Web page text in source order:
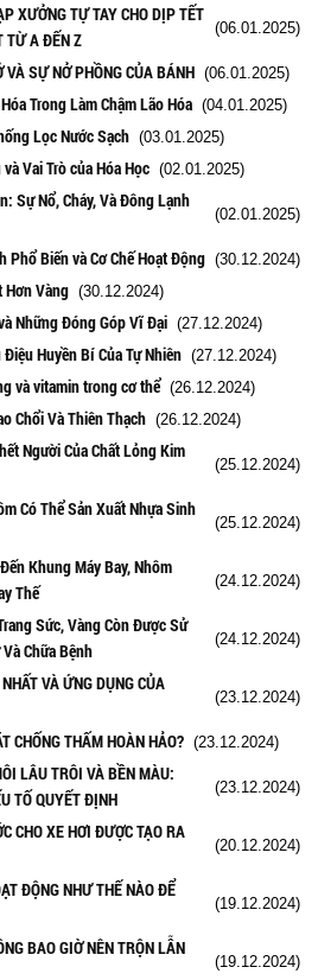
XƯỞNG TỰ TAY CHO DỊP TẾT
TỪ A ĐẾN Z
(06.01.2025)
SỰ NỞ PHỒNG CỦA BÁNH (06.01.2025)
Trong Làm Chậm Lão Hóa (04.01.2025)
Lọc Nước Sạch (03.01.2025)
Vai Trò của Hóa Học (02.01.2025)
Sự Nổ, Cháy, Và Đông Lạnh
(02.01.2025)
Phổ Biến và Cơ Chế Hoạt Động (30.12.2024)
Hơn Vàng (30.12.2024)
Những Đóng Góp Vĩ Đại (27.12.2024)
Huyền Bí Của Tự Nhiên (27.12.2024)
và vitamin trong cơ thể (26.12.2024)
Chổi Và Thiên Thạch (26.12.2024)
Người Của Chất Lỏng Kim
(25.12.2024)
Có Thể Sản Xuất Nhựa Sinh
(25.12.2024)
Khung Máy Bay, Nhôm
Thế
(24.12.2024)
Sức, Vàng Còn Được Sử
Chữa Bệnh
(24.12.2024)
VÀ ỨNG DỤNG CỦA
(23.12.2024)
CHỐNG THẤM HOÀN HẢO? (23.12.2024)
LÂU TRÔI VÀ BỀN MÀU:
TỐ QUYẾT ĐỊNH
(23.12.2024)
CHO XE HƠI ĐƯỢC TẠO RA
(20.12.2024)
ĐỘNG NHƯ THẾ NÀO ĐỂ
(19.12.2024)
BAO GIỜ NÊN TRỘN LẪN
(19.12.2024)